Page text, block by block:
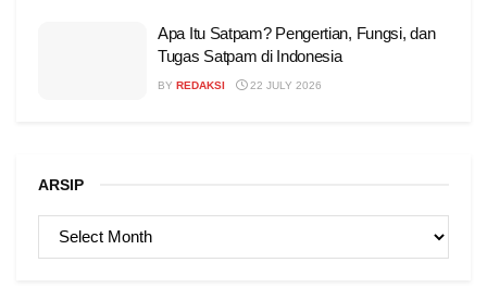
Apa Itu Satpam? Pengertian, Fungsi, dan
Tugas Satpam di Indonesia
BY REDAKSI 22 JULY 2026
ARSIP
ARSIP